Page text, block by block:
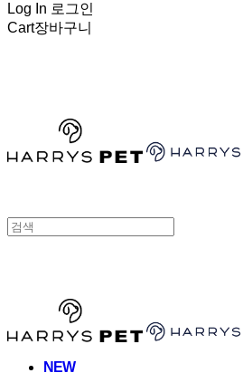
Log In 로그인
Cart장바구니
NEW